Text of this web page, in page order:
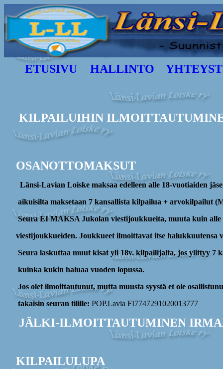
ETUSIVU HALLINTO
KILPAILUIHIN
OSANOTTOMAKSUT
Länsi-Lavian Loiske maksaa edelleen alle 18-vuotiaiden
aikuisilta maksetaan 7 kansallista kilpailua + arvokilpailut
Seura EI MAKSA Jukolan viestijoukkueita, muuta kuin alle
viestijoukkueiden. Joukkueet ilmoittavat itse halukkuutensa
Seura laskuttaa muut kisat yli 18v. kilpailijalta, jos ylittyy 7
kuinka kukin haluaa vuoden lopussa.
Jos olet ilmoittautunut, mutta muusta syystä et ole
takaisin seuran tilille: POP.Lavia FI7747291020013777
JÄLKI-ILMOITTAUTUMINEN
KILPAILULUPA